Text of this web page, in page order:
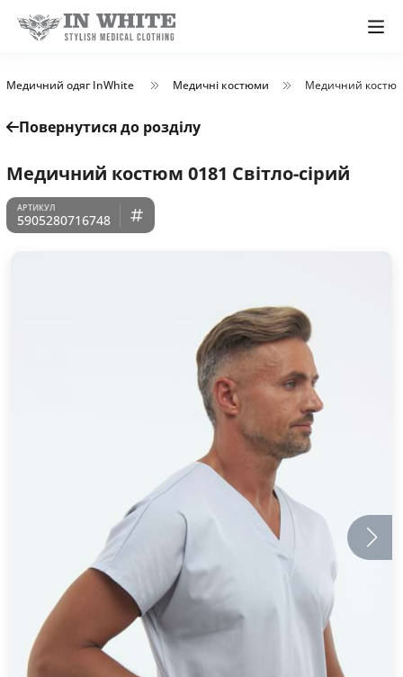
Медичний одяг InWhite Медичні костюми Медичний костюм
Повернутися до розділу
Медичний костюм 0181 Світло-сірий
5905280716748